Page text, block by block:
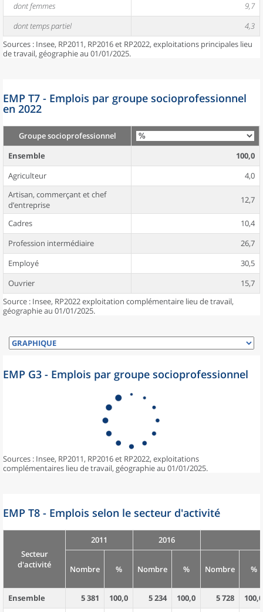
dont femmes
9,7
dont temps partiel
4,3
Sources : Insee, RP2011, RP2016 et RP2022, exploitations principales lieu
de travail, géographie au 01/01/2025.
EMP T7 - Emplois par groupe socioprofessionnel
en 2022
Groupe socioprofessionnel
Ensemble
100,0
Agriculteur
4,0
Artisan, commerçant et chef
d’entreprise
12,7
Cadres
10,4
Profession intermédiaire
26,7
Employé
30,5
Ouvrier
15,7
Source : Insee, RP2022 exploitation complémentaire lieu de travail,
géographie au 01/01/2025.
EMP G3 - Emplois par groupe socioprofessionnel
Sources : Insee, RP2011, RP2016 et RP2022, exploitations
complémentaires lieu de travail, géographie au 01/01/2025.
EMP T8 - Emplois selon le secteur d'activité
Secteur
d'activité
2011 2016
Nombre % Nombre % Nombre %
Ensemble 5 381 100,0 5 234 100,0 5 728
100,0